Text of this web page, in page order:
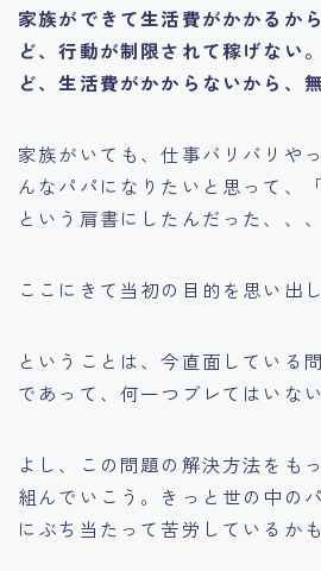
家族ができて生活費がかかるか
ど、行動が制限されて稼げない
ど、生活費がかからないから、
家族がいても、仕事バリバリや
んなパパになりたいと思って、
という肩書にしたんだった、、、
ここにきて当初の目的を思い出
ということは、今直面している
であって、何一つブレてはいな
よし、この問題の解決方法をも
組んでいこう。きっと世の中の
にぶち当たって苦労しているかも